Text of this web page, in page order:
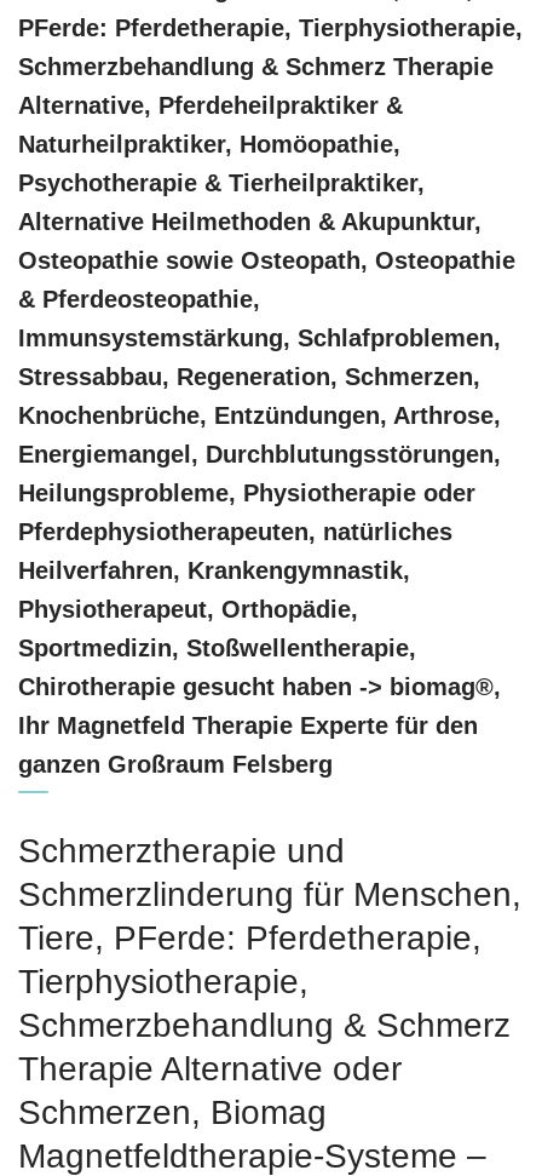
PFerde: Pferdetherapie, Tierphysiotherapie,
Schmerzbehandlung & Schmerz Therapie
Alternative, Pferdeheilpraktiker &
Naturheilpraktiker, ‎Homöopathie,
‎Psychotherapie & ‎Tierheilpraktiker,
Alternative Heilmethoden & Akupunktur,
Osteopathie sowie Osteopath, Osteopathie
& Pferdeosteopathie,
Immunsystemstärkung, Schlafproblemen,
Stressabbau, Regeneration, Schmerzen,
Knochenbrüche, Entzündungen, Arthrose,
Energiemangel, Durchblutungsstörungen,
Heilungsprobleme, Physiotherapie oder
Pferdephysiotherapeuten, natürliches
Heilverfahren, Krankengymnastik,
Physiotherapeut, Orthopädie,
Sportmedizin, Stoßwellentherapie,
Chirotherapie gesucht haben -> biomag®,
Ihr Magnetfeld Therapie Experte für den
ganzen Großraum Felsberg
Schmerztherapie und
Schmerzlinderung für Menschen,
Tiere, PFerde: Pferdetherapie,
Tierphysiotherapie,
Schmerzbehandlung & Schmerz
Therapie Alternative oder
Schmerzen, Biomag
Magnetfeldtherapie-Systeme –